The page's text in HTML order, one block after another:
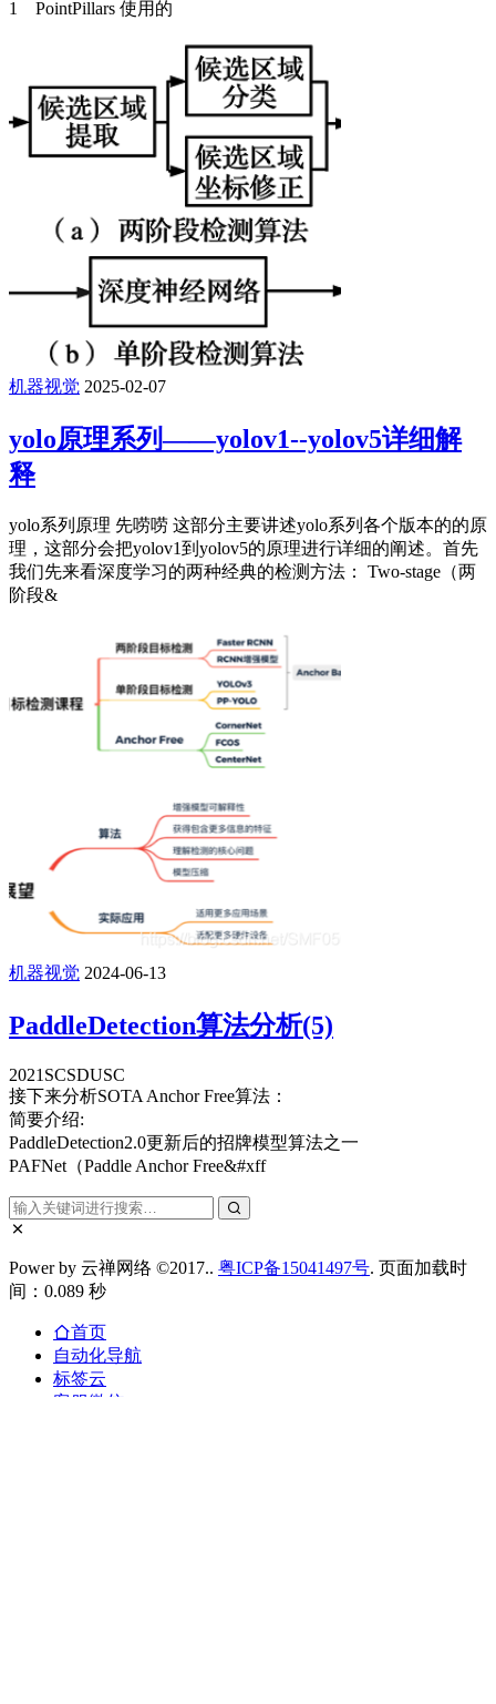
1 PointPillars 使用的
机器视觉 2025-02-07
yolo原理系列——yolov1--yolov5详细解
释
yolo系列原理 先唠唠 这部分主要讲述yolo系列各个版本的的原
理，这部分会把yolov1到yolov5的原理进行详细的阐述。首先
我们先来看深度学习的两种经典的检测方法： Two-stage（两
阶段&
机器视觉 2024-06-13
PaddleDetection算法分析(5)
2021SCSDUSC
接下来分析SOTA Anchor Free算法：
简要介绍:
PaddleDetection2.0更新后的招牌模型算法之一
PAFNet（Paddle Anchor Free&#xff
Power by 云禅网络 ©2017.. 粤ICP备15041497号. 页面加载时
间：0.089 秒
首页
自动化导航
标签云
客服微信